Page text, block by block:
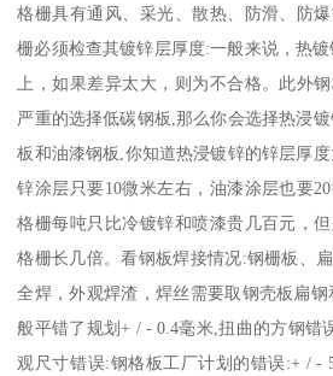
格栅具有通风、采光、散热、防滑、防
栅必须检查其镀锌层厚度:一般来说，热
上，如果差异太大，则为不合格。此外
严重的选择低碳钢板,那么你会选择热浸
板和油漆钢板,你知道热浸镀锌的锌层厚
锌涂层只要10微米左右，油漆涂层也要
格栅每吨只比冷镀锌和喷漆贵几百元，
格栅长几倍。看钢板焊接情况:钢栅板、
全焊，外观焊渣，焊丝需要取钢壳板扁
般平错了规划+ / - 0.4毫米,扭曲的方钢错
观尺寸错误:钢格板工厂计划的错误:+ / -